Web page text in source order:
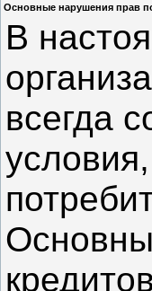
Основные нарушения прав
В
всегда